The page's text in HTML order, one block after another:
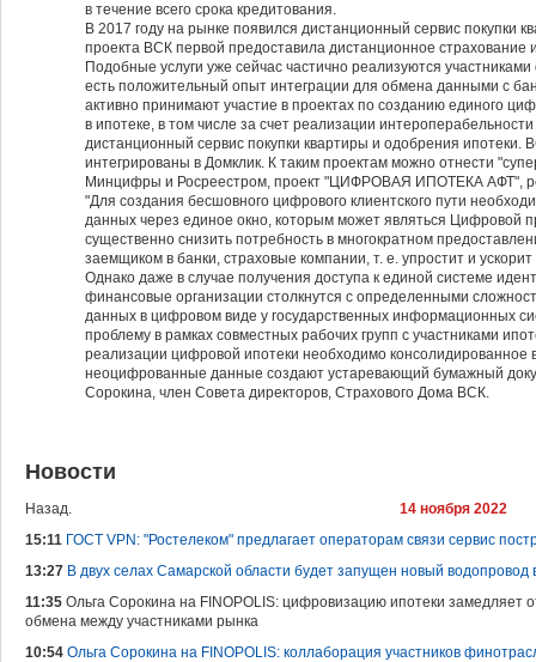
в течение всего срока кредитования.
В 2017 году на рынке появился дистанционный сервис покупки
проекта ВСК первой предоставила дистанционное страхование
Подобные услуги уже сейчас частично реализуются
есть положительный опыт интеграции для обмена данными с
активно принимают участие в проектах по созданию единого
в ипотеке, в том числе за счет реализации
дистанционный сервис покупки квартиры и одобрения
интегрированы в Домклик. К таким проектам можно отнести
Минцифры и Росреестром, проект "ЦИФРОВАЯ ИПОТЕКА АФТ",
"Для создания бесшовного цифрового клиентского пути
данных через единое окно, которым может являться Цифровой
существенно снизить потребность в многократном
заемщиком в банки, страховые компании, т. е. упростит и
Однако даже в случае получения доступа к единой системе
финансовые организации столкнутся с определенными
данных в цифровом виде у государственных информационных
проблему в рамках совместных рабочих групп с участниками
реализации цифровой ипотеки необходимо консолидированное
неоцифрованные данные создают устаревающий бумажный
Сорокина, член Совета директоров, Страхового Дома ВСК.
Новости
Назад.
14 ноября 2022
15:11 ГОСТ VPN: "Ростелеком" предлагает операторам связи сервис
13:27 В двух селах Самарской области будет запущен новый
11:35 Ольга Сорокина на FINOPOLIS: цифровизацию ипотеки замедляет
обмена между участниками рынка
10:54 Ольга Сорокина на FINOPOLIS: коллаборация участников